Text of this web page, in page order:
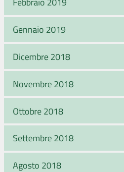
Gennaio 2019
Dicembre 2018
Novembre 2018
Ottobre 2018
Settembre 2018
Agosto 2018